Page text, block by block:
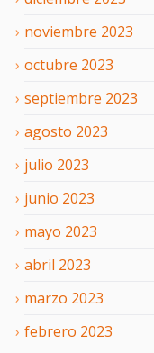
noviembre 2023
octubre 2023
septiembre 2023
agosto 2023
julio 2023
junio 2023
mayo 2023
abril 2023
marzo 2023
febrero 2023